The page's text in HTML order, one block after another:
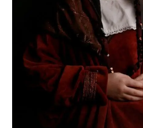
Palvelumme
Kokoelmat ja museo
Serlachius Residenssi